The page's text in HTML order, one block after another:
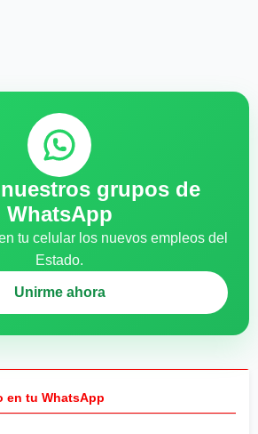
grupos de
WhatsApp
tu celular los nuevos empleos del
Estado.
Unirme ahora
en tu WhatsApp